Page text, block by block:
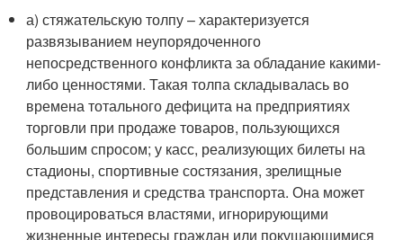
а) стяжательскую толпу – характеризуется
развязыванием неупорядоченного
непосредственного конфликта за обладание какими-
либо ценностями. Такая толпа складывалась во
времена тотального дефицита на предприятиях
торговли при продаже товаров, пользующихся
большим спросом; у касс, реализующих билеты на
стадионы, спортивные состязания, зрелищные
представления и средства транспорта. Она может
провоцироваться властями, игнорирующими
жизненные интересы граждан или покушающимися